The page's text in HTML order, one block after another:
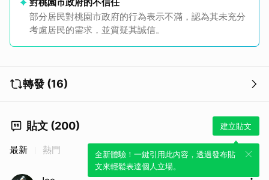
對桃園市政府的不信任
部分居民對桃園市政府的行為表示不滿，認為其未充分
考慮居民的需求，並質疑其誠信。
轉發 (16)
貼文 (200) 建立貼文
全新體驗！一鍵引用此內容，透過發布貼
文來輕鬆表達個人立場。
最新 熱門